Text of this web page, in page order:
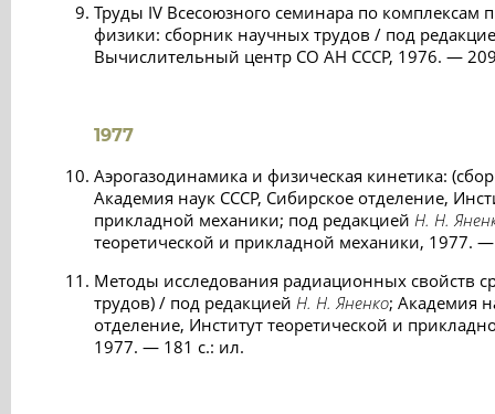
Труды IV Всесоюзного семинара по комплексам
физики: сборник научных трудов / под
Вычислительный центр СО АН СССР, 1976. —
1977
Аэрогазодинамика и физическая кинетика:
Академия наук СССР, Сибирское отделение,
прикладной механики; под редакцией Н. Н.
теоретической и прикладной механики, 1977.
Методы исследования радиационных свойств
трудов) / под редакцией Н. Н. Яненко; Академия
отделение, Институт теоретической и
1977. — 181 с.: ил.